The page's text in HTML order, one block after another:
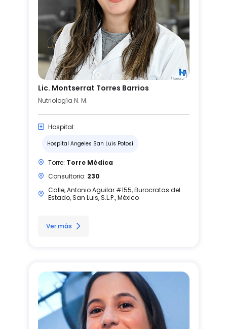
Lic. Montserrat Torres Barrios
Nutriología N. M.
Hospital:
Hospital Angeles San Luis Potosí
Torre: Torre Médica
Consultorio: 230
Calle, Antonio Aguilar #155, Burocratas del
Estado, San Luis, S.L.P., México
Ver más